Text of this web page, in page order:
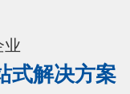
式解决方案